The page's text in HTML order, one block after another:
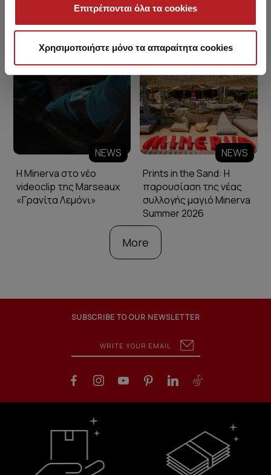
Επιτρέπονται όλα τα cookies
Χρησιμοποιήστε μόνο τα απαραίτητα cookies
Minerva Blog
NEWS
Η Minerva στο νέο
videoclip της Marseaux
«Γρανίτα Λεμόνι»
NEWS
Prints in the Sand: Η
παρουσίαση της νέας
συλλογής μαγιό Minerva
Summer 2026
More
SUBSCRIBE TO OUR NEWSLETTER